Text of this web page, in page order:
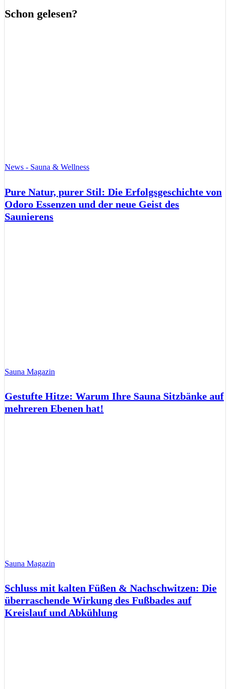
Schon gelesen?
News - Sauna & Wellness
Pure Natur, purer Stil: Die Erfolgsgeschichte von
Odoro Essenzen und der neue Geist des
Saunierens
Sauna Magazin
Gestufte Hitze: Warum Ihre Sauna Sitzbänke auf
mehreren Ebenen hat!
Sauna Magazin
Schluss mit kalten Füßen & Nachschwitzen: Die
überraschende Wirkung des Fußbades auf
Kreislauf und Abkühlung